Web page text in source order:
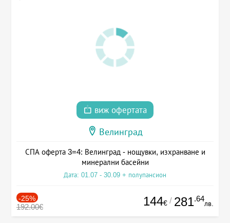
виж офертата
Велинград
СПА оферта 3=4: Велинград - нощувки, изхранване и
минерални басейни
Дата: 01.07 - 30.09 + полупансион
-25%
192.00€ 144€ / 281.64
лв.